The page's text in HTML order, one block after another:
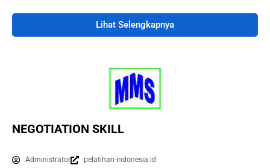
Lihat Selengkapnya
NEGOTIATION SKILL
Administrator pelatihan-indonesia.id